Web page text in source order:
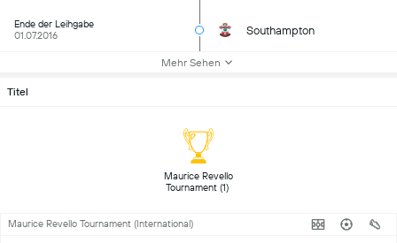
Ende der Leihgabe
01.07.2016
Southampton
Mehr Sehen
Titel
Maurice Revello
Maurice Revello Tournament (International)